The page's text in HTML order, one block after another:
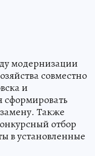
модернизации
совместно
и
сформировать
Также
отбор
в установленные